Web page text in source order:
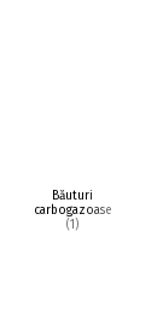
Băuturi
carbogazoase
(1)